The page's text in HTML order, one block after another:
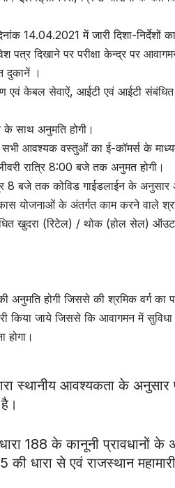
14.04.2021 में जारी दिशा-निर्देशों
पत्र दिखाने पर परीक्षा केन्द्र पर
दुकानें ।
एवं केबल सेवाऐं, आईटी एवं आईटी संबंधित
साथ अनुमति होगी।
सभी आवश्यक वस्तुओं का ई-कॉमर्स के
रात्रि 8:00 बजे तक अनुमत होगी।
8 बजे तक कोविड गाईडलाईन के अनुसार
योजनाओं के अंतर्गत काम करने वाले
खुदरा (रिटेल) / थोक (होल सेल)
अनुमति होगी जिससे की श्रमिक वर्ग
किया जाये जिससे कि आवागमन में
होगा।
स्थानीय आवश्यकता के
188 के कानूनी प्रावधानों के
धारा से एवं राजस्थान